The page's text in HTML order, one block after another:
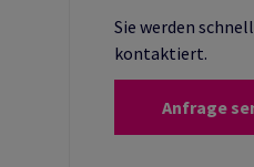
Sie werden
kontaktiert.
Anfrage